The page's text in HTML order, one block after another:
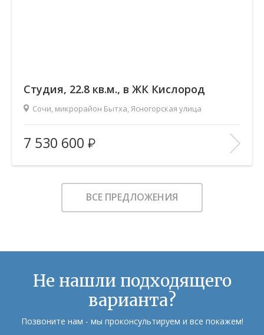
Cтудия, 22.8 кв.м., в ЖК Кислород
Сочи, микрорайон Бытха, Ясногорская улица
Площадь (общ/жил/кух), м2:
22.84/12.4/2.9
Количество комнат:
Студия
Этаж:
17/19
В ИЗБРАННОЕ
7 530 600
ВСЕ ПРЕДЛОЖЕНИЯ
Не нашли подходящего
варианта?
Позвоните нам - мы проконсультируем и все покажем!